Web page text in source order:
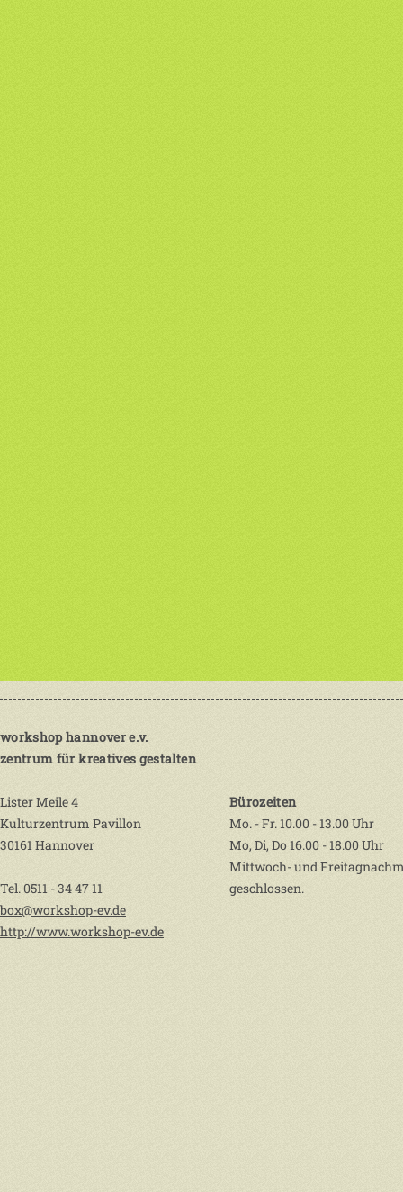
workshop hannover e.v.
zentrum für kreatives gestalten
Lister Meile 4
Kulturzentrum Pavillon
30161 Hannover
Tel. 0511 - 34 47 11
box@workshop-ev.de
http://www.workshop-ev.de
Bürozeiten
Mo. - Fr. 10.00 - 13.00 Uhr
Mo, Di, Do 16.00 - 18.00 Uhr
Mittwoch- und
geschlossen.